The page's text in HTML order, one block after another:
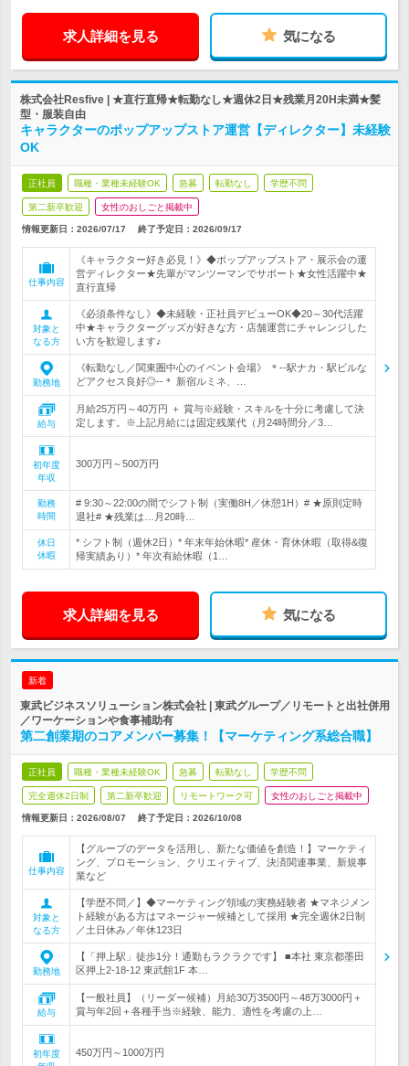
求人詳細を見る 気になる
株式会社Resfive | ★直行直帰★転勤なし★週休2日★残業月20H未満★髪
型・服装自由
キャラクターのポップアップストア運営【ディレクター】未経験
OK
正社員 職種・業種未経験OK 急募 転勤なし 学歴不問
第二新卒歓迎 女性のおしごと掲載中
情報更新日：2026/07/17 終了予定日： 2026/09/17
仕事内容
《キャラクター好き必見！》◆ポップアップストア・展示会の運
営ディレクター★先輩がマンツーマンでサポート★女性活躍中★
直行直帰
対象と
なる方
《必須条件なし》◆未経験・正社員デビューOK◆20～30代活躍
中★キャラクターグッズが好きな方・店舗運営にチャレンジした
い方を歓迎します♪
勤務地
《転勤なし／関東圏中心のイベント会場》 ＊--駅ナカ・駅ビルな
どアクセス良好◎--＊ 新宿ルミネ、…
給与
月給25万円～40万円 ＋ 賞与※経験・スキルを十分に考慮して決
定します。※上記月給には固定残業代（月24時間分／3…
初年度
年収
300万円～500万円
勤務
時間
# 9:30～22:00の間でシフト制（実働8H／休憩1H）# ★原則定時
退社# ★残業は…月20時…
休日
休暇
* シフト制（週休2日）* 年末年始休暇* 産休・育休休暇（取得&復
帰実績あり）* 年次有給休暇（1…
求人詳細を見る 気になる
新着
東武ビジネスソリューション株式会社 | 東武グループ／リモートと出社併用
／ワーケーションや食事補助有
第二創業期のコアメンバー募集！【マーケティング系総合職】
正社員 職種・業種未経験OK 急募 転勤なし 学歴不問
完全週休2日制 第二新卒歓迎 リモートワーク可 女性のおしごと掲載中
情報更新日：2026/08/07 終了予定日： 2026/10/08
仕事内容
【グループのデータを活用し、新たな価値を創造！】マーケティ
ング、プロモーション、クリエィティブ、決済関連事業、新規事
業など
対象と
なる方
【学歴不問／】◆マーケティング領域の実務経験者 ★マネジメン
ト経験がある方はマネージャー候補として採用 ★完全週休2日制
／土日休み／年休123日
勤務地
【「押上駅」徒歩1分！通勤もラクラクです】 ■本社 東京都墨田
区押上2-18-12 東武館1F 本…
給与
【一般社員】（リーダー候補）月給30万3500円～48万3000円＋
賞与年2回＋各種手当※経験、能力、適性を考慮の上…
初年度
450万円～1000万円